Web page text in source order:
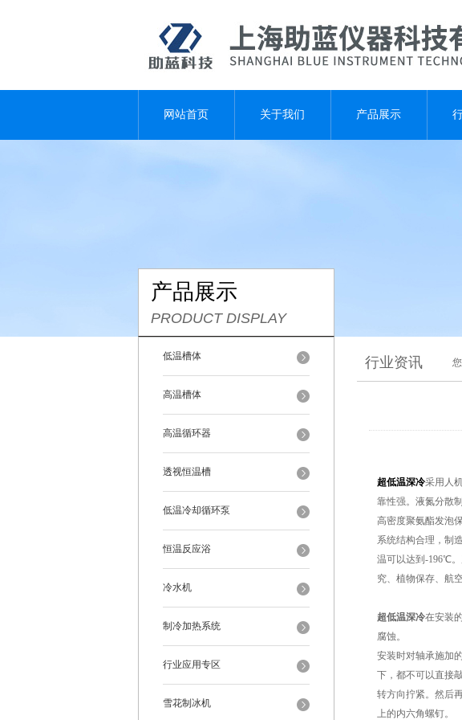
网站首页 关于我们 产品展示
产品展示
PRODUCT DISPLAY
低温槽体
高温槽体
高温循环器
透视恒温槽
低温冷却循环泵
恒温反应浴
冷水机
制冷加热系统
行业应用专区
雪花制冰机
行业资讯
超低温深冷采用人
靠性强。液氮分散
高密度聚氨酯发泡
系统结构合理，制
温可以达到-196℃
究、植物保存、航
超低温深冷在安装
腐蚀。
安装时对轴承施加
下，都不可以直接
转方向拧紧。然后
上的内六角螺钉。